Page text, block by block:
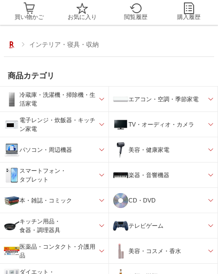
買い物かご お気に入り 閲覧履歴 購入履歴
インテリア・寝具・収納
商品カテゴリ
冷蔵庫・洗濯機・掃除機・生
活家電
エアコン・空調・季節家電
電子レンジ・炊飯器・キッチ
ン家電
TV・オーディオ・カメラ
パソコン・周辺機器 美容・健康家電
スマートフォン・
タブレット
楽器・音響機器
本・雑誌・コミック CD・DVD
キッチン用品・
食器・調理器具
テレビゲーム
医薬品・コンタクト・介護用
品
美容・コスメ・香水
ダイエット・